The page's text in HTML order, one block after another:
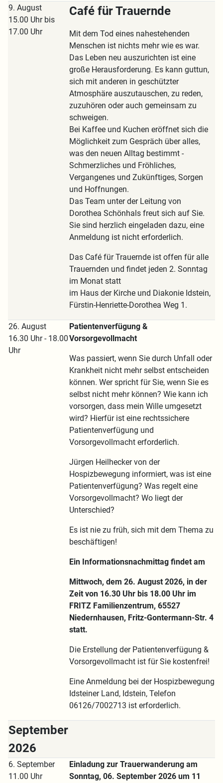
9. August
15.00 Uhr bis
17.00 Uhr
Café für Trauernde
Mit dem Tod eines nahestehenden
Menschen ist nichts mehr wie es war.
Das Leben neu auszurichten ist eine
große Herausforderung. Es kann guttun,
sich mit anderen in geschützter
Atmosphäre auszutauschen, zu reden,
zuzuhören oder auch gemeinsam zu
schweigen.
Bei Kaffee und Kuchen eröffnet sich die
Möglichkeit zum Gespräch über alles,
was den neuen Alltag bestimmt -
Schmerzliches und Fröhliches,
Vergangenes und Zukünftiges, Sorgen
und Hoffnungen.
Das Team unter der Leitung von
Dorothea Schönhals freut sich auf Sie.
Sie sind herzlich eingeladen dazu, eine
Anmeldung ist nicht erforderlich.
Das Café für Trauernde ist offen für alle
Trauernden und findet jeden 2. Sonntag
im Monat statt
im Haus der Kirche und Diakonie Idstein,
Fürstin-Henriette-Dorothea Weg 1.
26. August
16.30 Uhr - 18.00
Uhr
Patientenverfügung &
Vorsorgevollmacht
Was passiert, wenn Sie durch Unfall oder
Krankheit nicht mehr selbst entscheiden
können. Wer spricht für Sie, wenn Sie es
selbst nicht mehr können? Wie kann ich
vorsorgen, dass mein Wille umgesetzt
wird? Hierfür ist eine rechtssichere
Patientenverfügung und
Vorsorgevollmacht erforderlich.
Jürgen Heilhecker von der
Hospizbewegung informiert, was ist eine
Patientenverfügung? Was regelt eine
Vorsorgevollmacht? Wo liegt der
Unterschied?
Es ist nie zu früh, sich mit dem Thema zu
beschäftigen!
Ein Informationsnachmittag findet am
Mittwoch, dem 26. August 2026, in der
Zeit von 16.30 Uhr bis 18.00 Uhr im
FRITZ Familienzentrum, 65527
Niedernhausen, Fritz-Gontermann-Str. 4
statt.
Die Erstellung der Patientenverfügung &
Vorsorgevollmacht ist für Sie kostenfrei!
Eine Anmeldung bei der Hospizbewegung
Idsteiner Land, Idstein, Telefon
06126/7002713 ist erforderlich.
September
2026
6. September
11.00 Uhr
Einladung zur Trauerwanderung am
Sonntag, 06. September 2026 um 11